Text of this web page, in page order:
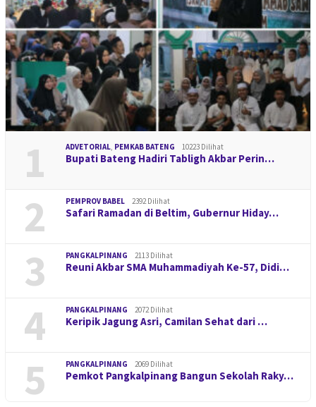
1 ADVETORIAL, PEMKAB BATENG 10223 Dilihat
Bupati Bateng Hadiri Tabligh Akbar Perin…
2 PEMPROV BABEL 2392 Dilihat
Safari Ramadan di Beltim, Gubernur Hiday…
3 PANGKALPINANG 2113 Dilihat
Reuni Akbar SMA Muhammadiyah Ke-57, Didi…
4 PANGKALPINANG 2072 Dilihat
Keripik Jagung Asri, Camilan Sehat dari …
5 PANGKALPINANG 2069 Dilihat
Pemkot Pangkalpinang Bangun Sekolah Raky…